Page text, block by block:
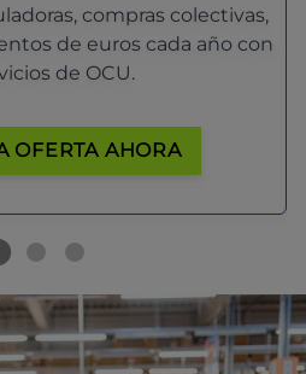
compras colectivas,
de euros cada año con
de OCU.
OFERTA AHORA